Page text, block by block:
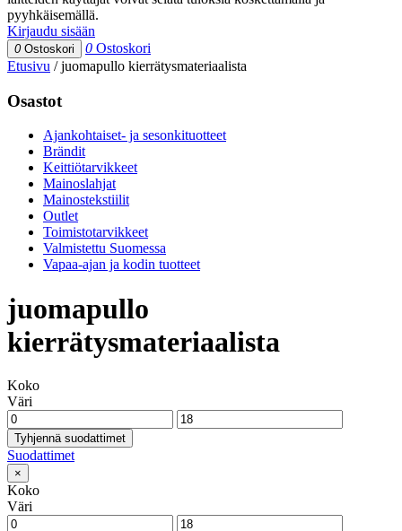
pyyhkäisemällä.
Kirjaudu sisään
0 Ostoskori 0 Ostoskori
Etusivu /juomapullo kierrätysmateriaalista
Osastot
Ajankohtaiset- ja sesonkituotteet
Brändit
Keittiötarvikkeet
Mainoslahjat
Mainostekstiilit
Outlet
Toimistotarvikkeet
Valmistettu Suomessa
Vapaa-ajan ja kodin tuotteet
juomapullo
kierrätysmateriaalista
Koko
Väri
Tyhjennä suodattimet
Suodattimet
×
Koko
Väri